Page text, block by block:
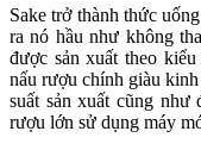
Sake trở thành thức
ra nó hầu như không
được sản xuất theo
nấu rượu chính giàu
suất sản xuất cũng
rượu lớn sử dụng máy